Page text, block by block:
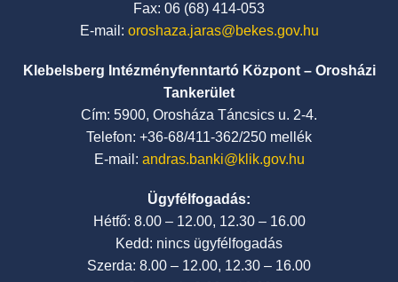
Fax: 06 (68) 414-053
E-mail: oroshaza.jaras@bekes.gov.hu
Klebelsberg Intézményfenntartó Központ – Orosházi
Tankerület
Cím: 5900, Orosháza Táncsics u. 2-4.
Telefon: +36-68/411-362/250 mellék
E-mail: andras.banki@klik.gov.hu
Ügyfélfogadás:
Hétfő: 8.00 – 12.00, 12.30 – 16.00
Kedd: nincs ügyfélfogadás
Szerda: 8.00 – 12.00, 12.30 – 16.00